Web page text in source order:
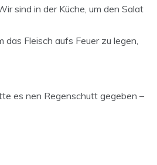
sind in der Küche, um den Salat
das Fleisch aufs Feuer zu legen,
es nen Regenschutt gegeben –